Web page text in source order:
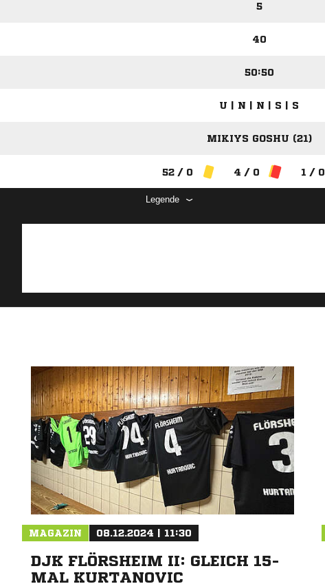
5
40
50:50
U | N | N | S | S
MIKIYS GOSHU (21)
52 / 0 4 / 0 1 / 0
Legende
MAGAZIN 08.12.2024 | 11:30
DJK FLÖRSHEIM II: GLEICH 15-
MAL KURTANOVIC